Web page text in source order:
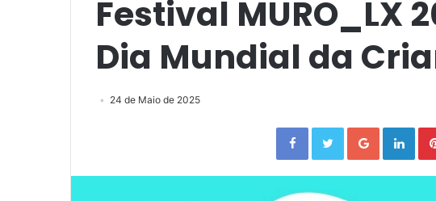
Festival MURO_LX
Dia Mundial da
24 de Maio de 2025
Facebook Twitter Google+ LinkedIn